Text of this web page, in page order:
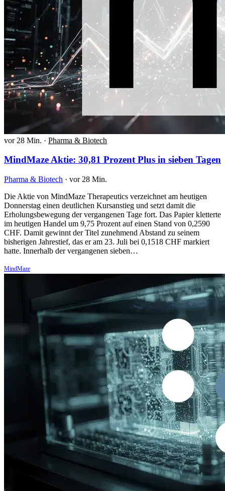
vor 28 Min. · Pharma & Biotech
MindMaze Aktie: 30,81 Prozent Plus in sieben Tagen
Pharma & Biotech · vor 28 Min.
Die Aktie von MindMaze Therapeutics verzeichnet am heutigen
Donnerstag einen deutlichen Kursanstieg und setzt damit die
Erholungsbewegung der vergangenen Tage fort. Das Papier kletterte
im heutigen Handel um 9,75 Prozent auf einen Stand von 0,2590
CHF. Damit gewinnt der Titel zunehmend Abstand zu seinem
bisherigen Jahrestief, das er am 23. Juli bei 0,1518 CHF markiert
hatte. Innerhalb der vergangenen sieben…
MindMaze